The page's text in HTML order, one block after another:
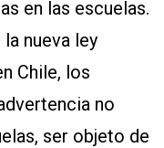
en las escuelas.
nueva ley
Chile, los
no
ser objeto de